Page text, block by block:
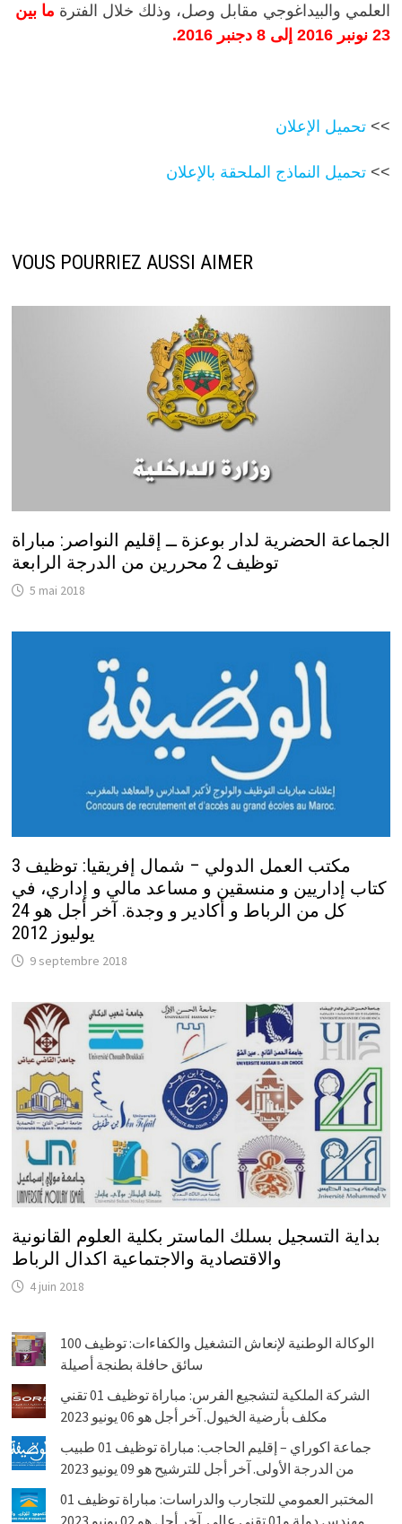
العلمي والبيداغوجي مقابل وصل، وذلك خلال الفترة ما بين
23 نونبر 2016 إلى 8 دجنبر 2016.
>> تحميل الإعلان
>> تحميل النماذج الملحقة بالإعلان
VOUS POURRIEZ AUSSI AIMER
الجماعة الحضرية لدار بوعزة ــ إقليم النواصر: مباراة
توظيف 2 محررين من الدرجة الرابعة
5 mai 2018
مكتب العمل الدولي – شمال إفريقيا: توظيف 3
كتاب إداريين و منسقين و مساعد مالي و إداري، في
كل من الرباط و أكادير و وجدة. آخر أجل هو 24
يوليوز 2012
9 septembre 2018
بداية التسجيل بسلك الماستر بكلية العلوم القانونية
والاقتصادية والاجتماعية اكدال الرباط
4 juin 2018
الوكالة الوطنية لإنعاش التشغيل والكفاءات: توظيف 100
سائق حافلة بطنجة أصيلة
الشركة الملكية لتشجيع الفرس: مباراة توظيف 01 تقني
مكلف بأرضية الخيول. آخر أجل هو 06 يونيو 2023
جماعة اكوراي – إقليم الحاجب: مباراة توظيف 01 طبيب
من الدرجة الأولى. آخر أجل للترشيح هو 09 يونيو 2023
المختبر العمومي للتجارب والدراسات: مباراة توظيف 01